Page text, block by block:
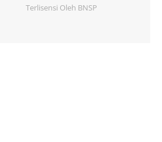
Terlisensi Oleh BNSP